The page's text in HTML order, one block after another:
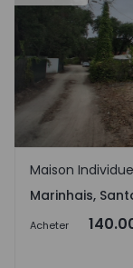
Marinhais,
Maison
Marinhais,
Acheter